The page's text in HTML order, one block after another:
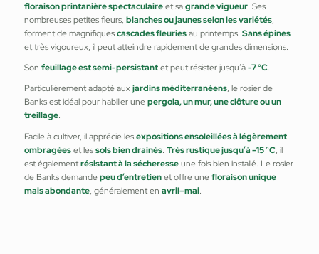
floraison printanière spectaculaireet sagrande vigueur. Ses
nombreuses petites fleurs, blanches ou jaunes selon les variétés,
forment de magnifiquescascades fleuriesau printemps. Sans épines
et très vigoureux, il peut atteindre rapidement de grandes dimensions.
Son feuillage est semi-persistantet peut résister jusqu’à-7 °C.
Particulièrement adapté auxjardins méditerranéens, le rosier de
Banks est idéal pour habiller unepergola, un mur, une clôture ou un
treillage.
Facile à cultiver, il apprécie lesexpositions ensoleillées à légèrement
ombragéeset lessols bien drainés. Très rustique jusqu’à -15 °C, il
est égalementrésistant à la sécheresseune fois bien installé. Le rosier
de Banks demandepeu d’entretienet offre unefloraison unique
mais abondante, généralement en avril–mai.